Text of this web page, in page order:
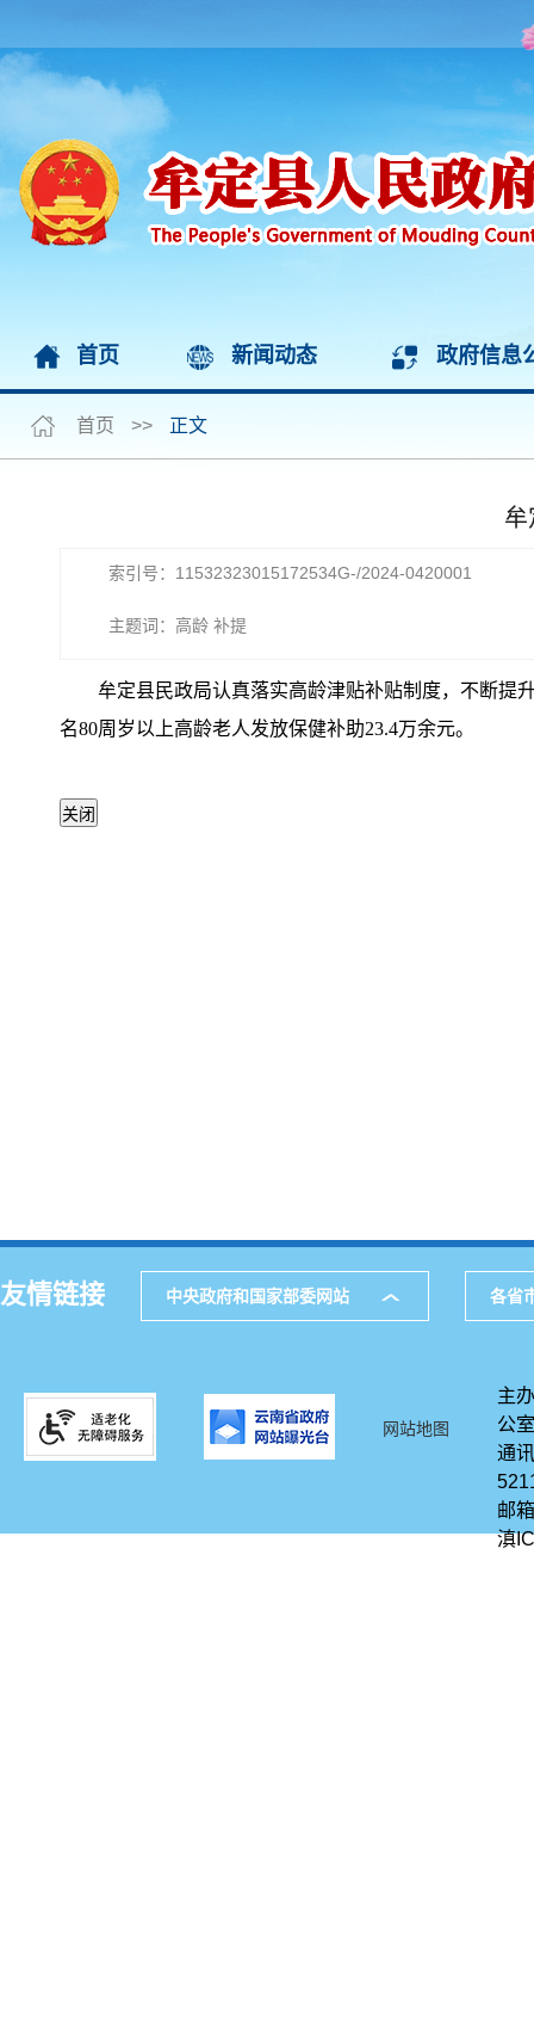
首页 新闻动态 政府信息
首页 >> 正文
牟
索引号：11532323015172534G-/2024-0420001
主题词：高龄 补提
牟定县民政局认真落实高龄津贴补贴制度，不断提
名80周岁以上高龄老人发放保健补助23.4万余元。
友情链接 中央政府和国家部委网站 各省
网站地图
主
公室
通
邮
滇